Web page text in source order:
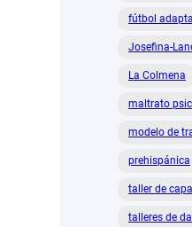
fútbol
Josefina-
La Colmena
maltrato
modelo de
prehispánica
taller de
talleres de